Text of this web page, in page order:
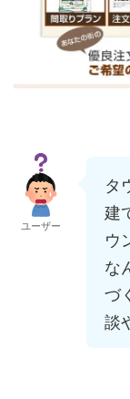
ユーザー
タ
建
ウ
な
づ
談